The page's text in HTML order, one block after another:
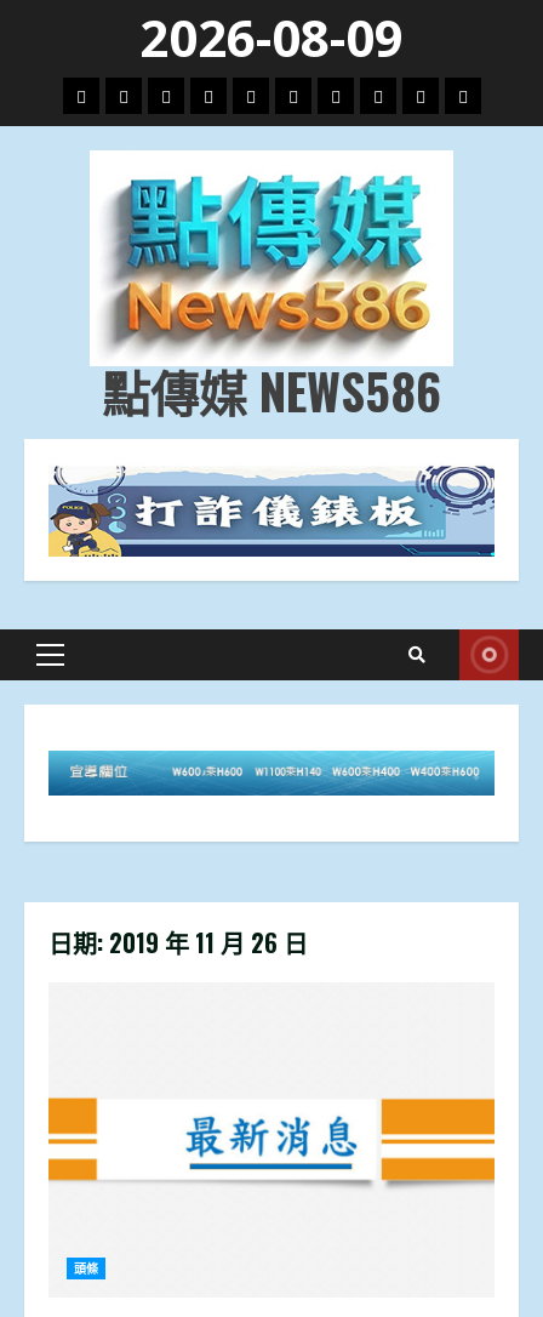
content
2026-08-09
頭
條
財
經
地
方.
會
文
教.
技
專
題
娛
樂
劇
政
治
國
際
運
動
生
活
點傳媒 NEWS586
Primary
日期: 2019 年 11 月 26 日
頭條